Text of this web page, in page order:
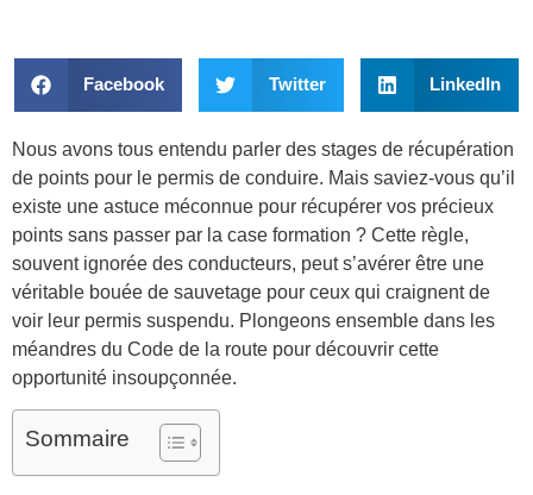
Facebook Twitter LinkedIn
Nous avons tous entendu parler des stages de récupération
de points pour le permis de conduire. Mais saviez-vous qu’il
existe une astuce méconnue pour récupérer vos précieux
points sans passer par la case formation ? Cette règle,
souvent ignorée des conducteurs, peut s’avérer être une
véritable bouée de sauvetage pour ceux qui craignent de
voir leur permis suspendu. Plongeons ensemble dans les
méandres du Code de la route pour découvrir cette
opportunité insoupçonnée.
Sommaire